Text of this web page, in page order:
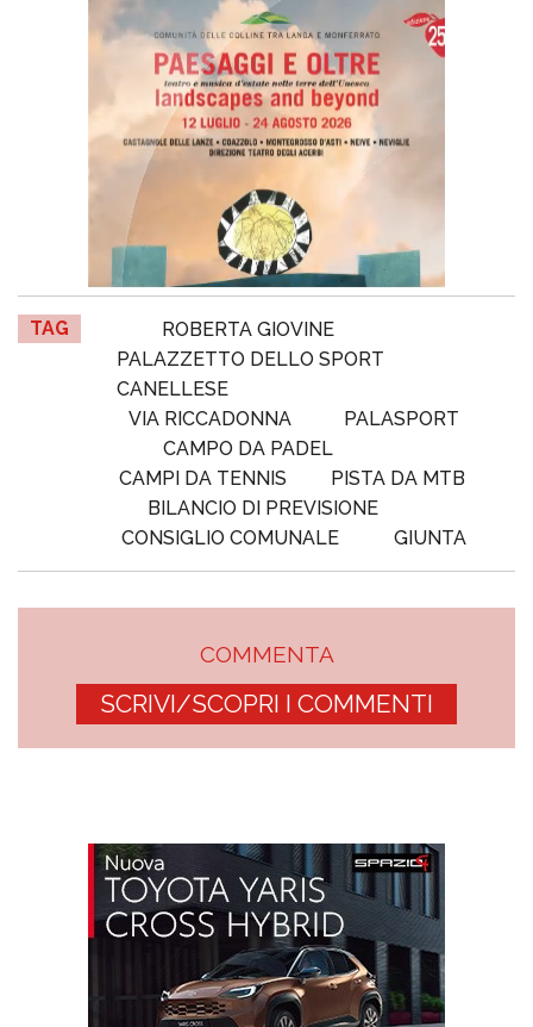
TAG
ROBERTA GIOVINE
PALAZZETTO DELLO SPORT
CANELLESE
VIA RICCADONNA
PALASPORT
CAMPO DA PADEL
CAMPI DA TENNIS
PISTA DA MTB
BILANCIO DI PREVISIONE
CONSIGLIO COMUNALE
GIUNTA
COMMENTA
SCRIVI/SCOPRI I COMMENTI